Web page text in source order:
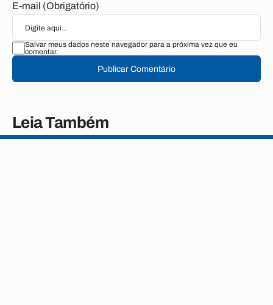
E-mail (Obrigatório)
Salvar meus dados neste navegador para a próxima vez que eu
comentar.
Publicar Comentário
Leia Também